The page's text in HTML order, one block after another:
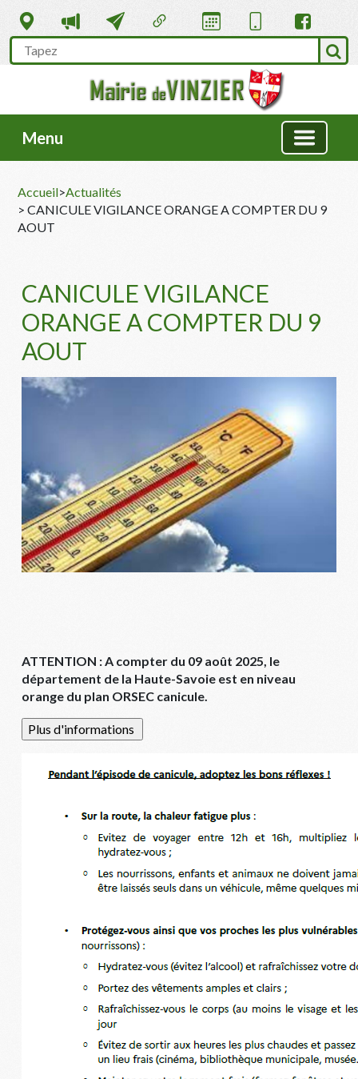
Menu
Accueil>Actualités
> CANICULE VIGILANCE ORANGE A COMPTER DU 9
AOUT
CANICULE VIGILANCE
ORANGE A COMPTER DU 9
AOUT
ATTENTION : A compter du 09 août 2025, le
département de la Haute-Savoie est en niveau
orange du plan ORSEC canicule.